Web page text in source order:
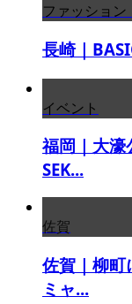
ファッショ
長崎｜
イベント
福岡｜大濠
SEK...
佐賀
佐賀｜柳町
ミャ...